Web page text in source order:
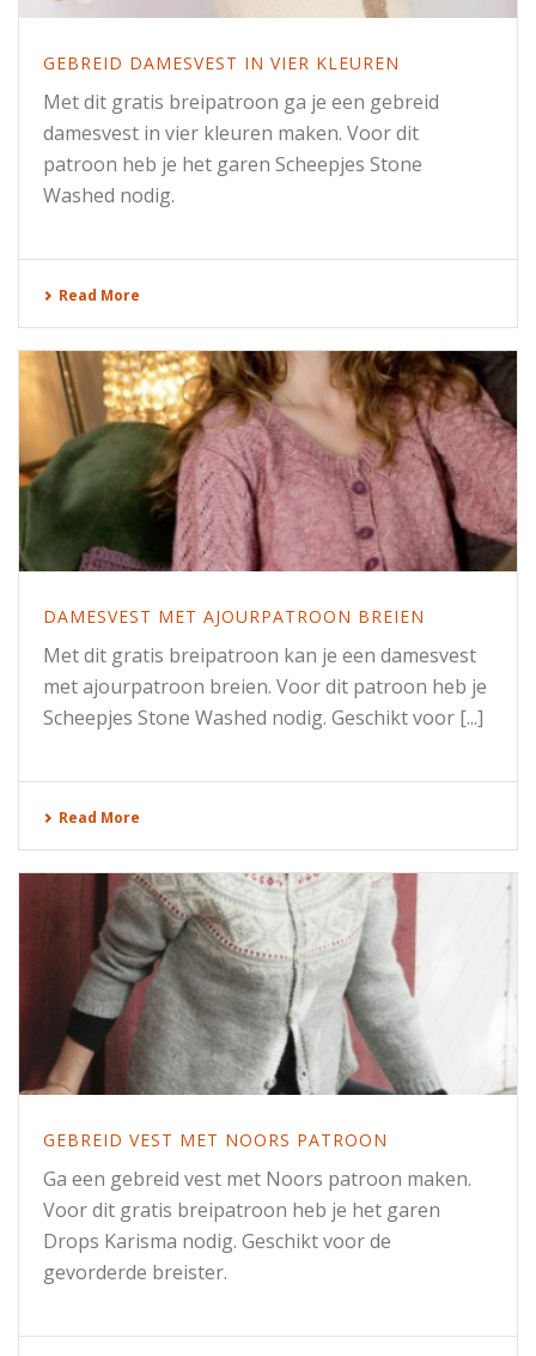
GEBREID DAMESVEST IN VIER KLEUREN
Met dit gratis breipatroon ga je een gebreid
damesvest in vier kleuren maken. Voor dit
patroon heb je het garen Scheepjes Stone
Washed nodig.
Read More
DAMESVEST MET AJOURPATROON BREIEN
Met dit gratis breipatroon kan je een damesvest
met ajourpatroon breien. Voor dit patroon heb je
Scheepjes Stone Washed nodig. Geschikt voor [...]
Read More
GEBREID VEST MET NOORS PATROON
Ga een gebreid vest met Noors patroon maken.
Voor dit gratis breipatroon heb je het garen
Drops Karisma nodig. Geschikt voor de
gevorderde breister.